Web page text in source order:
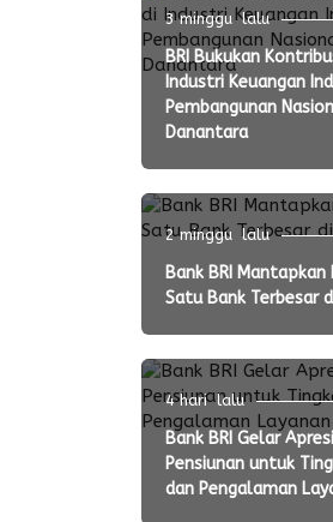
3 minggu lalu
BRI Bukukan
Industri Keuangan
Pembangunan
Danantara
2 minggu lalu
Bank BRI
Satu Bank Terbesar
4 hari lalu
Bank BRI Gelar
Pensiunan untuk
dan Pengalaman